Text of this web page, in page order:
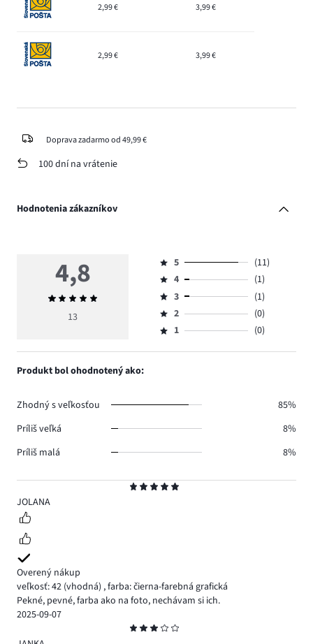
2,99 € 3,99 €
2,99 € 3,99 €
Doprava zadarmo od 49,99 €
100 dní na vrátenie
Hodnotenia zákazníkov
5
JOLANA
Overený nákup
veľkosť: 42 (vhodná) ,farba: čierna-farebná grafická
Pekné, pevné, farba ako na foto, nechávam si ich.
2025-09-07
4,8
Priemerné
hodnotenie
13
Hodnotenie
5,
počet
hlasov
11.
5
(11)
Hodnotenie
4,
počet
hlasov
4
(1)
Hodnotenie
3,
počet
3
(1)
Hodnotenie
2,
2
(0)
Hodnotenie
1,
1 (0)
Produkt bol ohodnotený ako:
Zhodný s veľkosťou
85%
Príliš veľká
8%
Príliš malá
8%